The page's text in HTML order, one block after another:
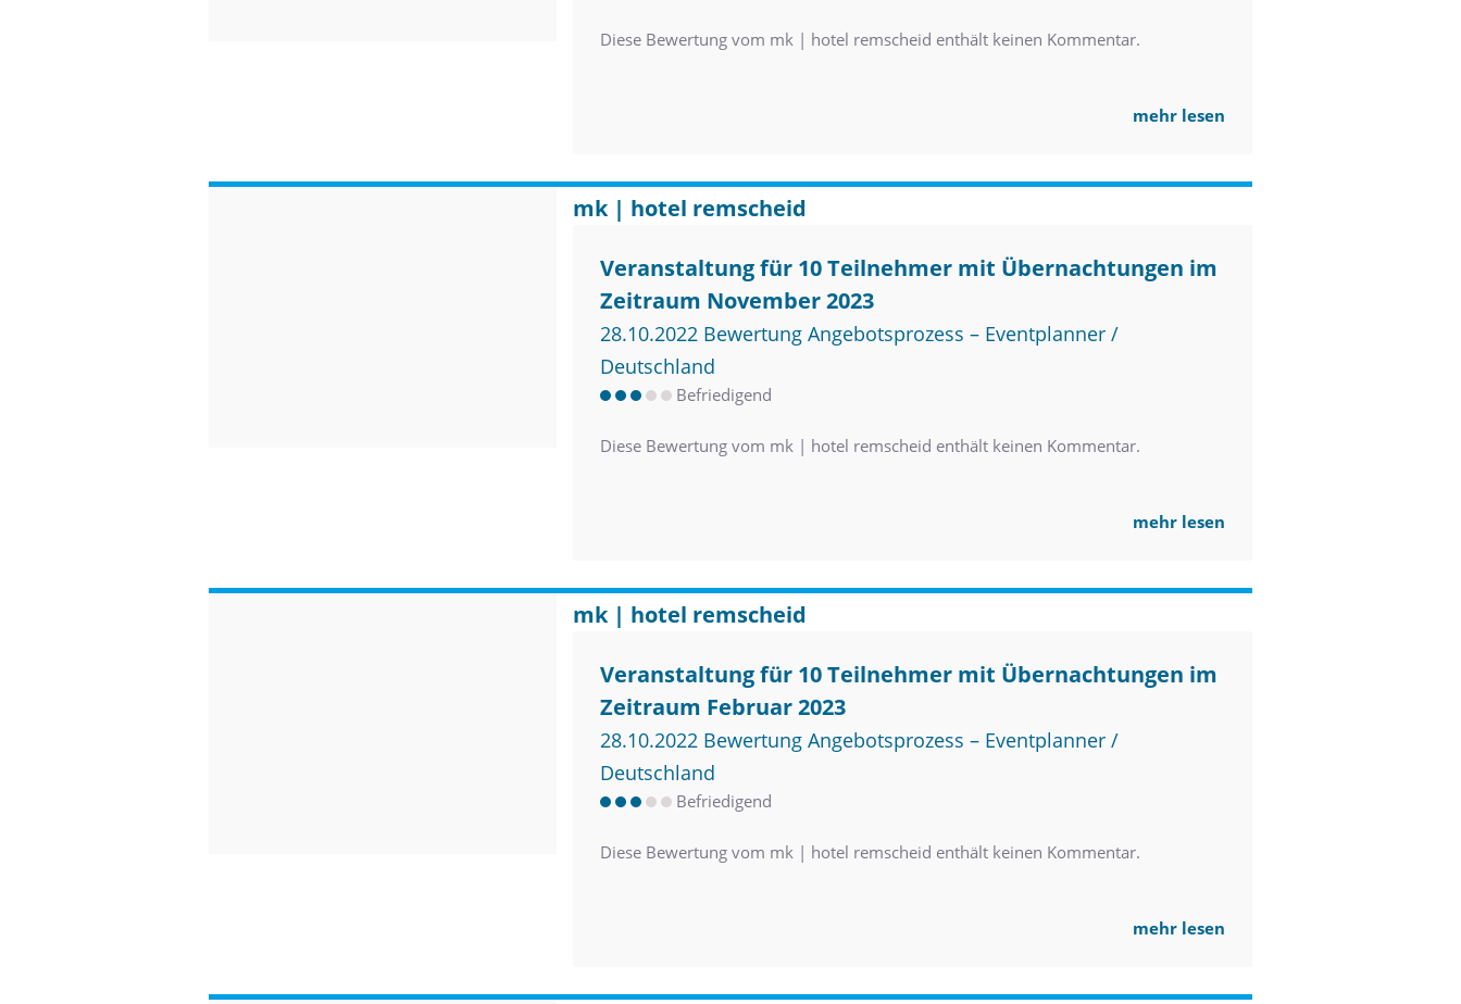
Diese Bewertung vom mk | hotel remscheid enthält keinen Kommentar.
mehr lesen
mk | hotel remscheid
Veranstaltung für 10 Teilnehmer mit Übernachtungen im
Zeitraum November 2023
28.10.2022 Bewertung Angebotsprozess – Eventplanner /
Deutschland
Befriedigend
Diese Bewertung vom mk | hotel remscheid enthält keinen Kommentar.
mehr lesen
mk | hotel remscheid
Veranstaltung für 10 Teilnehmer mit Übernachtungen im
Zeitraum Februar 2023
28.10.2022 Bewertung Angebotsprozess – Eventplanner /
Deutschland
Befriedigend
Diese Bewertung vom mk | hotel remscheid enthält keinen Kommentar.
mehr lesen